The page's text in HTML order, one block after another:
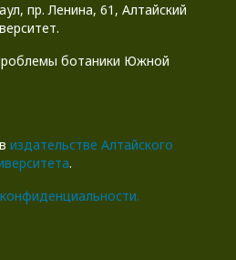
пр. Ленина, 61, Алтайский
ботаники Южной
издательстве Алтайского
.